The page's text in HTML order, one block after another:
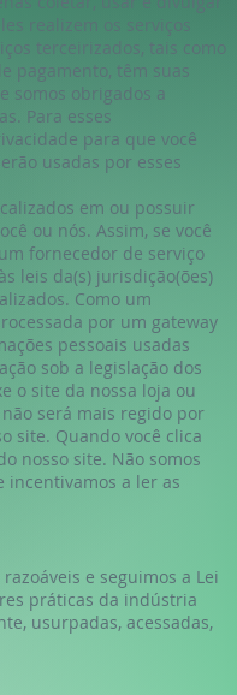
realizem os serviços
terceirizados, tais como
pagamento, têm suas
somos obrigados a
Para esses
para que você
usadas por esses
em ou possuir
ou nós. Assim, se você
fornecedor de serviço
leis da(s) jurisdição(ões)
Como um
por um gateway
pessoais usadas
sob a legislação dos
o site da nossa loja ou
será mais regido por
site. Quando você clica
nosso site. Não somos
incentivamos a ler as
e seguimos a Lei
práticas da indústria
usurpadas, acessadas,